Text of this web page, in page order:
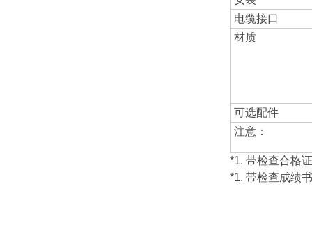
电缆接口
材质
可选配件
注意：
*1. 带检查合格
*1. 带检查成绩